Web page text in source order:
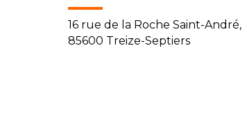
16 rue de la Roche Saint-André,
85600 Treize-Septiers